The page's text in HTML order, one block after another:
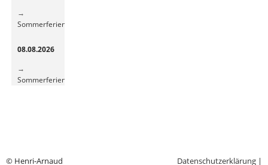
Sommerferien
08.08.2026
Sommerferien
© Henri-Arnaud Datenschutzerklärung |